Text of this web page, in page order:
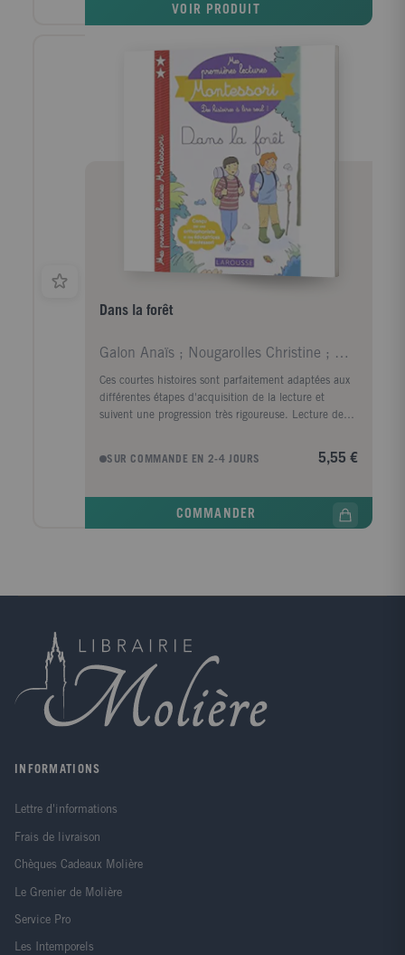
ingrédients magiques dans leur préparation ...
VOIR PRODUIT
Dans la forêt
Galon Anaïs ; Nougarolles Christine ; Rinaldi Juli
Ces courtes histoires sont parfaitement adaptées aux
différentes étapes d'acquisition de la lecture et
suivent une progression très rigoureuse. Lecture de
consonnes et des premiers mots outils ; Lecture des
écritures d'un même son. Vous trouverez dans
SUR COMMANDE EN 2-4 JOURS 5,55 €
COMMANDER
INFORMATIONS
Lettre d'informations
Frais de livraison
Chèques Cadeaux Molière
Le Grenier de Molière
Service Pro
Les Intemporels